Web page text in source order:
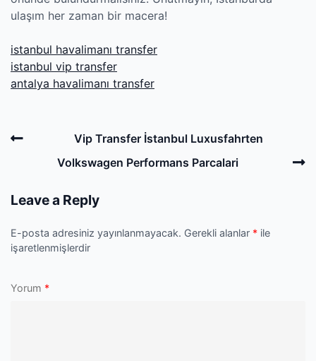
ulaşım her zaman bir macera!
istanbul havalimanı transfer
istanbul vip transfer
antalya havalimanı transfer
Post
navigation
Previous
Vip Transfer İstanbul Luxusfahrten
Volkswagen Performans Parcalari
Leave a Reply
E-posta adresiniz yayınlanmayacak. Gerekli alanlar * ile
işaretlenmişlerdir
Yorum *